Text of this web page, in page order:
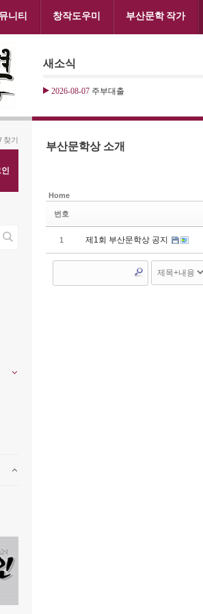
니티 창작도우미 부산문학 작가
새소식
2026-08-07 주부대출
찾기
부산문학상 소개
Home
번호
1 제1회 부산문학상 공지
북5
5